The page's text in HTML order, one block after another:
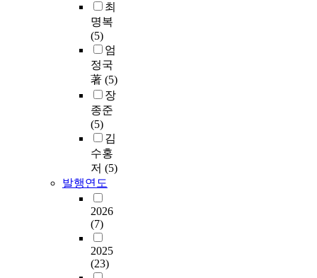
최
명복
(5)
엄
정국
著 (5)
장
종준
(5)
김
수홍
저 (5)
발행연도
2026
(7)
2025
(23)